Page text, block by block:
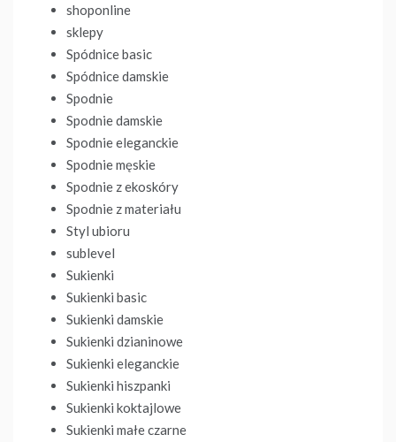
shoponline
sklepy
Spódnice basic
Spódnice damskie
Spodnie
Spodnie damskie
Spodnie eleganckie
Spodnie męskie
Spodnie z ekoskóry
Spodnie z materiału
Styl ubioru
sublevel
Sukienki
Sukienki basic
Sukienki damskie
Sukienki dzianinowe
Sukienki eleganckie
Sukienki hiszpanki
Sukienki koktajlowe
Sukienki małe czarne